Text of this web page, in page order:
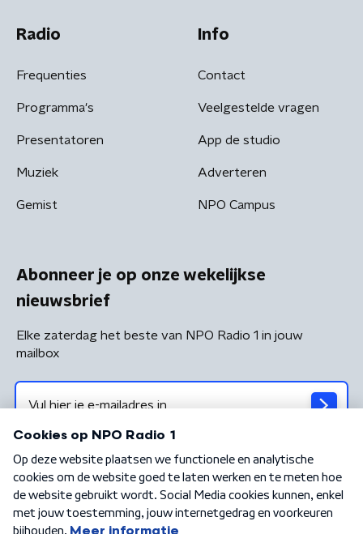
Radio
Frequenties
Programma's
Presentatoren
Muziek
Gemist
Info
Contact
Veelgestelde vragen
App de studio
Adverteren
NPO Campus
Abonneer je op onze wekelijkse
nieuwsbrief
Elke zaterdag het beste van NPO Radio 1 in jouw
mailbox
Algemene voorwaarden